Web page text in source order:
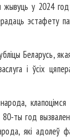
у 2024
эстафету
Беларусь,
і ўсіх
год
які